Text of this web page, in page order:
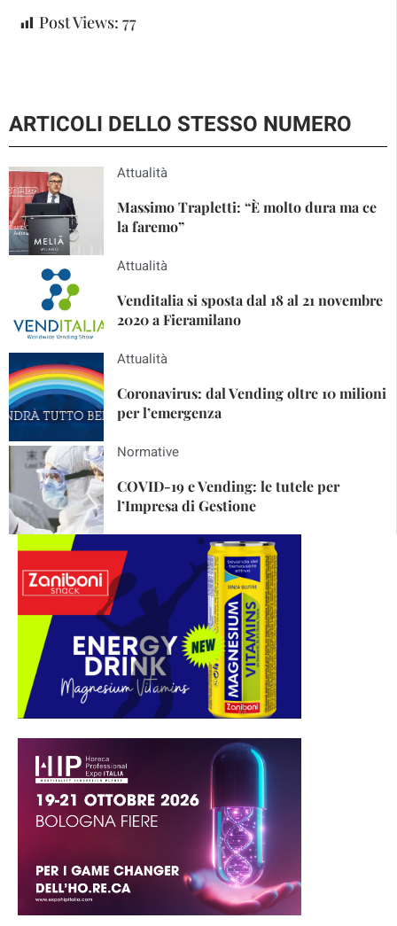
Post Views: 77
ARTICOLI DELLO STESSO NUMERO
Attualità
Massimo Trapletti: “È molto dura ma ce
la faremo”
Attualità
Venditalia si sposta dal 18 al 21 novembre
2020 a Fieramilano
Attualità
Coronavirus: dal Vending oltre 10 milioni
per l’emergenza
Normative
COVID-19 e Vending: le tutele per
l’Impresa di Gestione